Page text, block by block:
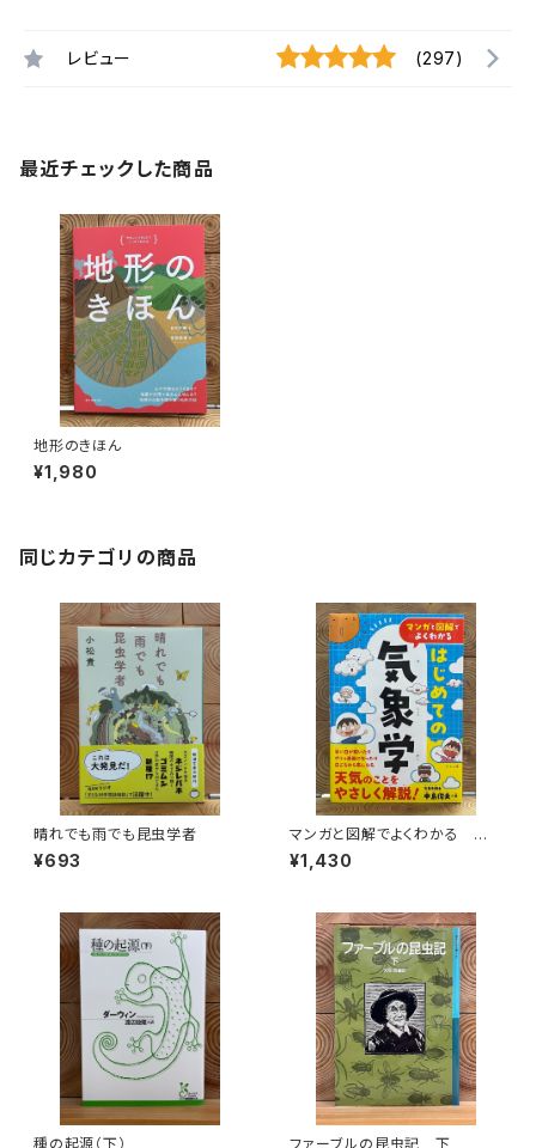
レビュー (297)
最近チェックした商品
地形のきほん
¥1,980
同じカテゴリの商品
晴れでも雨でも昆虫学者
¥693
マンガと図解でよくわかる はじ
めての気象学
¥1,430
種の起源（下） ファーブルの昆虫記 下